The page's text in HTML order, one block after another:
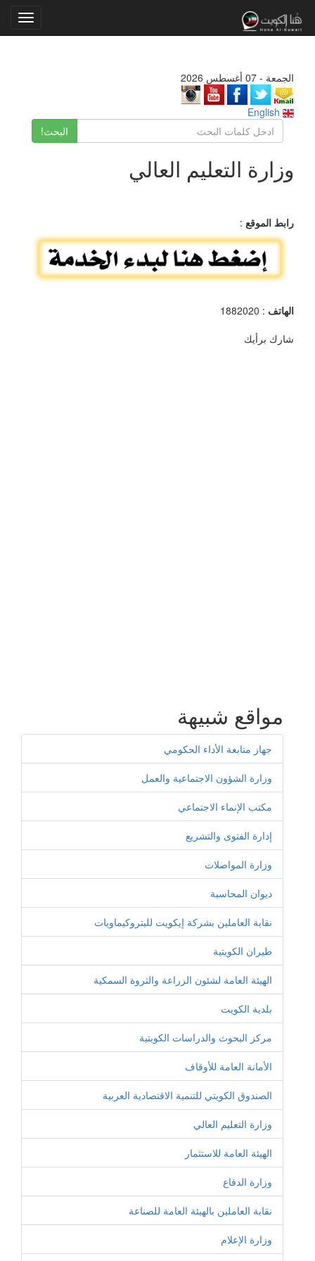
الجمعة - 07 أغسطس 2026
البحث!
وزارة التعليم العالي
رابط الموقع :
الهاتف : 1882020
شارك برأيك
مواقع شبيهة
جهاز متابعة الأداء الحكومي
وزارة الشؤون الاجتماعية والعمل
مكتب الإنماء الاجتماعي
إدارة الفتوى والتشريع
وزارة المواصلات
ديوان المحاسبة
نقابة العاملين بشركة إيكويت للبتروكيماويات
طيران الكويتية
الهيئة العامة لشئون الزراعة والثروة السمكية
بلدية الكويت
مركز البحوث والدراسات الكويتية
الأمانة العامة للأوقاف
الصندوق الكويتي للتنمية الاقتصادية العربية
وزارة التعليم العالي
الهيئة العامة للاستثمار
وزارة الدفاع
نقابة العاملين بالهيئة العامة للصناعة
وزارة الإعلام